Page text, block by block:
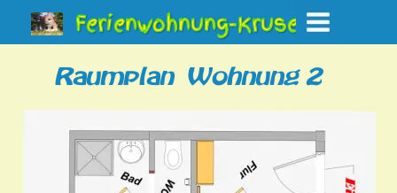
Raumplan  Wohnung 2
Ferienwohnung-Kruse